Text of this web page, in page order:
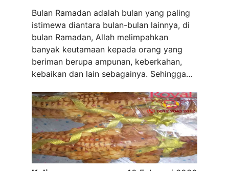
Bulan Ramadan adalah bulan yang paling
istimewa diantara bulan-bulan lainnya, di
bulan Ramadan, Allah melimpahkan
banyak keutamaan kepada orang yang
beriman berupa ampunan, keberkahan,
kebaikan dan lain sebagainya. Sehingga
pada bulan Ramadan ini menyambutnya
dengan penuh kegembiraan dan
mempersiapkan lahir dan juga batin, agar
pada saat berpuasa di bulan ...Read more